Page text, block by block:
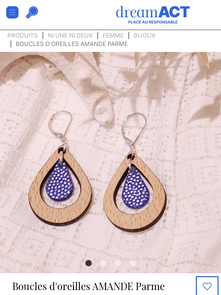
PRODUITS NI UNE NI DEUX FEMME
BIJOUX
BOUCLES D'OREILLES AMANDE PARME
Boucles d'oreilles AMANDE Parme